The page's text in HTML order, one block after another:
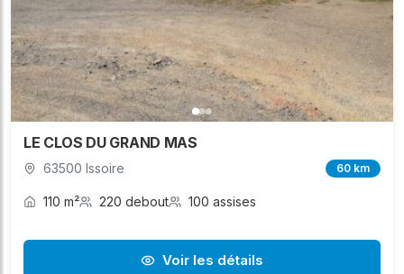
LE CLOS DU GRAND MAS
63500 Issoire 60 km
110 m² 220 debout 100 assises
Voir les détails